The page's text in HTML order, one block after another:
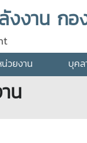
งงาน ก
วยงาน บุคล
น